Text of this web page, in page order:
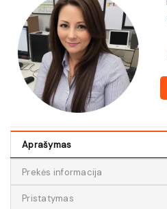
Aprašymas
Prekės informacija
Pristatymas